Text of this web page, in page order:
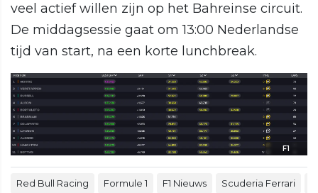
veel actief willen zijn op het Bahreinse circuit.
De middagsessie gaat om 13:00 Nederlandse
tijd van start, na een korte lunchbreak.
F1
Red Bull Racing Formule 1 F1 Nieuws Scuderia Ferrari